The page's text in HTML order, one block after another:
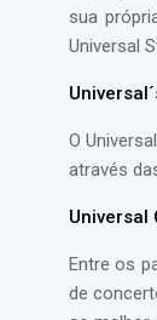
sua
Universal
O
através
Universal
Entre os
de